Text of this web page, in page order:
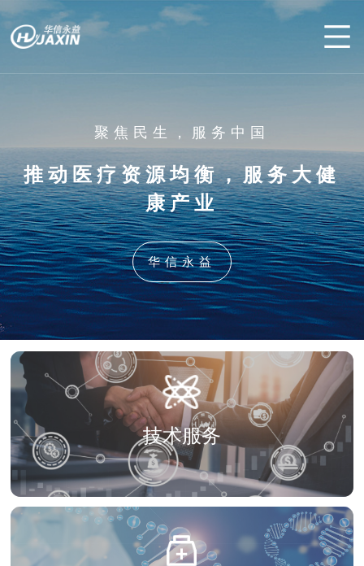
关于我们
智慧医疗
产品中心
解决方案
技术服务
职业发展
聚焦民生，服务中国
推动医疗资源均衡，服务大健
康产业
华信永益
技术服务